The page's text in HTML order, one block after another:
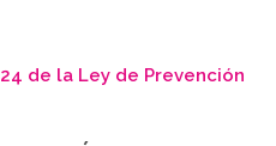
de la Ley de Prevención